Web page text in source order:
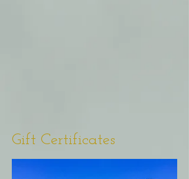
Gift Certificates